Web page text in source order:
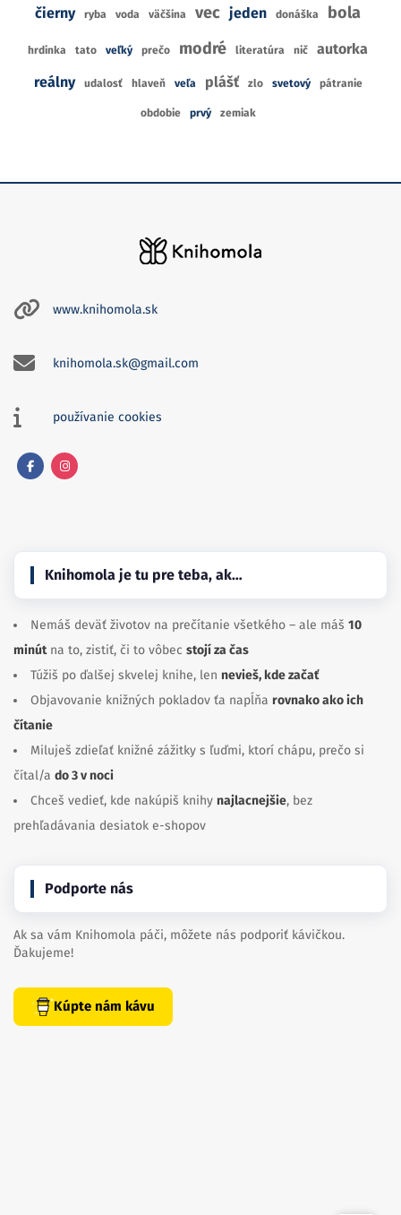
čierny ryba voda väčšina vec jeden donáška bola
hrdinka tato veľký prečo modré literatúra nič
autorka
reálny
udalosť hlaveň veľa plášť zlo svetový pátranie
obdobie prvý zemiak
www.knihomola.sk
knihomola.sk@gmail.com
používanie cookies
Knihomola je tu pre teba, ak…
Nemáš deväť životov na prečítanie všetkého – ale máš 10
minútna to, zistiť, či to vôbec stojí za čas
Túžiš po ďalšej skvelej knihe, len nevieš, kde začať
Objavovanie knižných pokladov ťa napĺňa rovnako ako ich
čítanie
Miluješ zdieľať knižné zážitky s ľuďmi, ktorí chápu, prečo si
čítal/a do 3 v noci
Chceš vedieť, kde nakúpiš knihy najlacnejšie, bez
prehľadávania desiatok e-shopov
Podporte nás
Ak sa vám Knihomola páči, môžete nás podporiť kávičkou.
Ďakujeme!
Kúpte nám kávu